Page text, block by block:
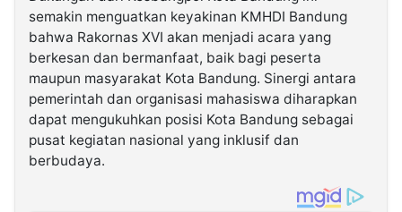
semakin menguatkan keyakinan KMHDI Bandung
bahwa Rakornas XVI akan menjadi acara yang
berkesan dan bermanfaat, baik bagi peserta
maupun masyarakat Kota Bandung. Sinergi antara
pemerintah dan organisasi mahasiswa diharapkan
dapat mengukuhkan posisi Kota Bandung sebagai
pusat kegiatan nasional yang inklusif dan
berbudaya.